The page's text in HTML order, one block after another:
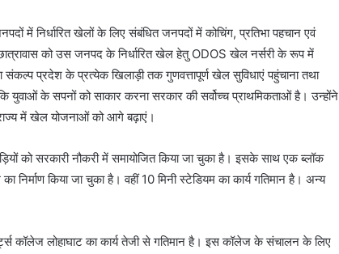
में निर्धारित खेलों के लिए संबंधित जनपदों में कोचिंग, प्रतिभा पहचान एवं
को उस जनपद के निर्धारित खेल हेतु ODOS खेल नर्सरी के रूप में
प्रदेश के प्रत्येक खिलाड़ी तक गुणवत्तापूर्ण खेल सुविधाएं पहुंचाना तथा
के सपनों को साकार करना सरकार की सर्वोच्च प्राथमिकताओं है। उन्होंने
में खेल योजनाओं को आगे बढ़ाएं।
को सरकारी नौकरी में समायोजित किया जा चुका है। इसके साथ एक ब्लॉक
किया जा चुका है। वहीं 10 मिनी स्टेडियम का कार्य गतिमान है। अन्य
कॉलेज लोहाघाट का कार्य तेजी से गतिमान है। इस कॉलेज के संचालन के लिए